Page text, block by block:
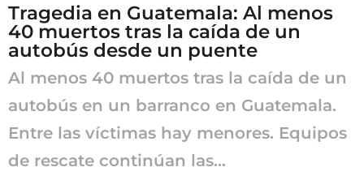
o
Tragedia en Guatemala: Al menos
40 muertos tras la caída de un
autobús desde un puente
Al menos 40 muertos tras la caída de un
autobús en un barranco en Guatemala.
Entre las víctimas hay menores. Equipos
de rescate continúan las...